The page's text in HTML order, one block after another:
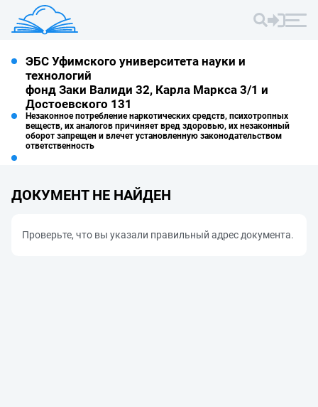
ЭБС Уфимского университета науки и
технологий
фонд Заки Валиди 32, Карла Маркса 3/1 и
Достоевского 131
Незаконное потребление наркотических средств, психотропных
веществ, их аналогов причиняет вред здоровью, их незаконный
оборот запрещен и влечет установленную законодательством
ответственность
ДОКУМЕНТ НЕ НАЙДЕН
Проверьте, что вы указали правильный адрес документа.